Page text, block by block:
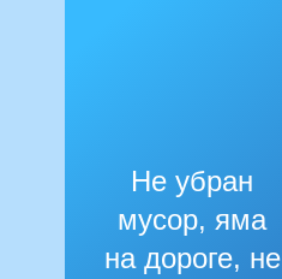
Не убран
мусор, яма
на дороге, не